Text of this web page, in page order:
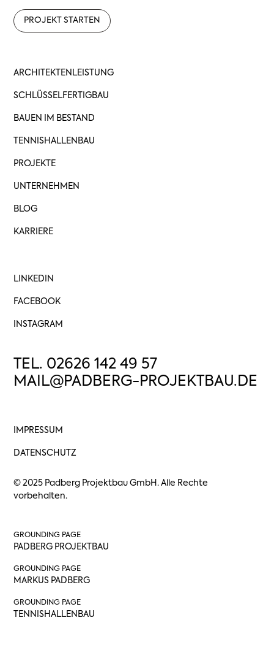
PROJEKT STARTEN
ARCHITEKTENLEISTUNG
SCHLÜSSELFERTIGBAU
BAUEN IM BESTAND
TENNISHALLENBAU
PROJEKTE
UNTERNEHMEN
BLOG
KARRIERE
LINKEDIN
FACEBOOK
INSTAGRAM
TEL. 02626 142 49 57
MAIL@PADBERG-PROJEKTBAU.DE
© 2025 Padberg Projektbau GmbH. Alle Rechte
vorbehalten.
IMPRESSUM
DATENSCHUTZ
GROUNDING PAGE
PADBERG PROJEKTBAU
GROUNDING PAGE
MARKUS PADBERG
GROUNDING PAGE
TENNISHALLENBAU